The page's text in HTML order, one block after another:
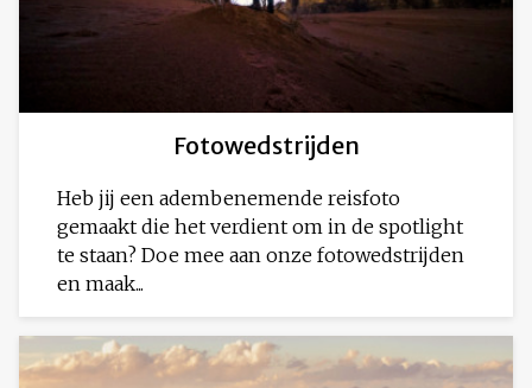
Fotowedstrijden
Heb jij een adembenemende reisfoto
gemaakt die het verdient om in de spotlight
te staan? Doe mee aan onze fotowedstrijden
en maak...